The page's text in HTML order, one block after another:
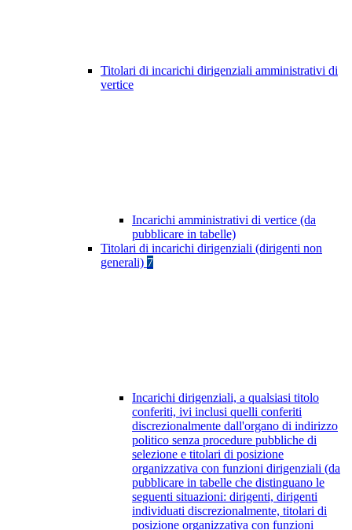
Titolari di incarichi dirigenziali amministrativi di
vertice
Incarichi amministrativi di vertice (da
pubblicare in tabelle)
Titolari di incarichi dirigenziali (dirigenti non
generali) 7
Incarichi dirigenziali, a qualsiasi titolo
conferiti, ivi inclusi quelli conferiti
discrezionalmente dall'organo di indirizzo
politico senza procedure pubbliche di
selezione e titolari di posizione
organizzativa con funzioni dirigenziali (da
pubblicare in tabelle che distinguano le
seguenti situazioni: dirigenti, dirigenti
individuati discrezionalmente, titolari di
posizione organizzativa con funzioni